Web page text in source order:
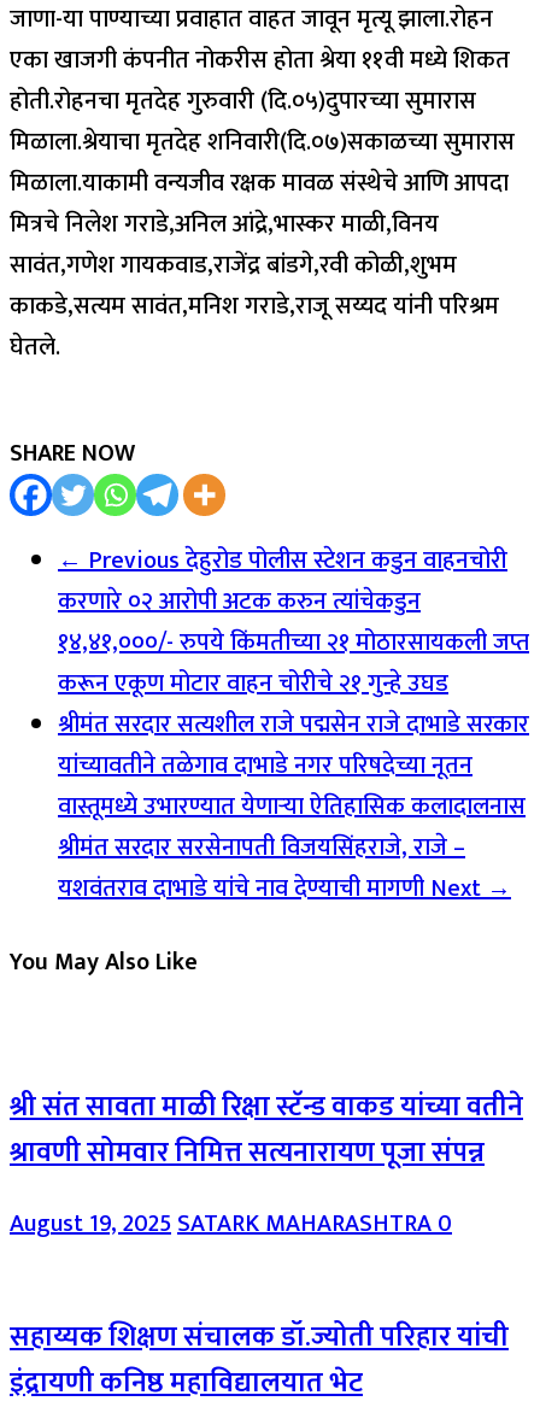
जाणा-या पाण्याच्या प्रवाहात वाहत जावून मृत्यू झाला.रोहन
एका खाजगी कंपनीत नोकरीस होता श्रेया ११वी मध्ये शिकत
होती.रोहनचा मृतदेह गुरुवारी (दि.०५)दुपारच्या सुमारास
मिळाला.श्रेयाचा मृतदेह शनिवारी(दि.०७)सकाळच्या सुमारास
मिळाला.याकामी वन्यजीव रक्षक मावळ संस्थेचे आणि आपदा
मित्रचे निलेश गराडे,अनिल आंद्रे,भास्कर माळी,विनय
सावंत,गणेश गायकवाड,राजेंद्र बांडगे,रवी कोळी,शुभम
काकडे,सत्यम सावंत,मनिश गराडे,राजू सय्यद यांनी परिश्रम
घेतले.
SHARE NOW
← Previousदेहुरोड पोलीस स्टेशन कडुन वाहनचोरी
करणारे ०२ आरोपी अटक करुन त्यांचेकडुन
१४,४१,०००/- रुपये किंमतीच्या २१ मोठारसायकली जप्त
करून एकूण मोटार वाहन चोरीचे २१ गुन्हे उघड
श्रीमंत सरदार सत्यशील राजे पद्मसेन राजे दाभाडे सरकार
यांच्यावतीने तळेगाव दाभाडे नगर परिषदेच्या नूतन
वास्तूमध्ये उभारण्यात येणाऱ्या ऐतिहासिक कलादालनास
श्रीमंत सरदार सरसेनापती विजयसिंहराजे, राजे –
यशवंतराव दाभाडे यांचे नाव देण्याची मागणीNext →
You May Also Like
श्री संत सावता माळी रिक्षा स्टॅन्ड वाकड यांच्या वतीने
श्रावणी सोमवार निमित्त सत्यनारायण पूजा संपन्न
August 19, 2025SATARK MAHARASHTRA0
सहाय्यक शिक्षण संचालक डॉ.ज्योती परिहार यांची
इंद्रायणी कनिष्ठ महाविद्यालयात भेट